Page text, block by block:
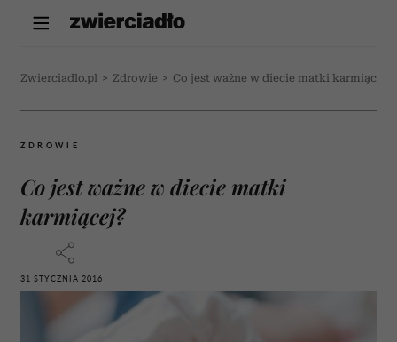
Zwierciadlo.pl > Zdrowie > Co jest ważne w diecie matki karmiącej?
ZDROWIE
Co jest ważne w diecie matki
karmiącej?
31 STYCZNIA 2016